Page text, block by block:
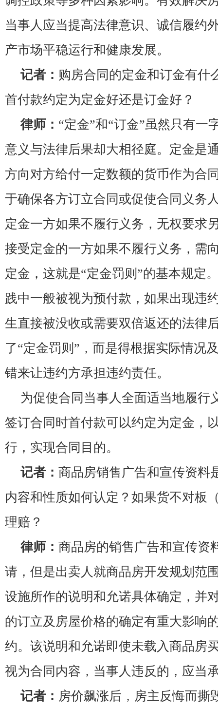
当事人应当提高法律意识、诚信履约
产市场平稳运行和健康发展。
记者： 购房合同的定金和订金有什
首付款约定为定金好还是订金好？
律师： “定金”和“订金”虽然只有一
意义与法律后果却大相径庭。定金是
方向对方给付一定数额的货币作为合
于确保各方订立合同或促使合同义务
定金一方如果不履行义务，无权要求
接受定金的一方如果不履行义务，需
定金，这就是“定金罚则”的基本规定
践中一般被视为预付款，如果出现违
生直接被没收或需要双倍返还的法律
了“定金罚则”，而是得根据实际情况
错来让违约方承担违约责任。
为促使合同当事人全面适当地履行
签订合同时首付款可以约定为定金，
行，实现合同目的。
记者： 商品房销售广告和宣传资料
内容和性质如何认定？如果货不对板
理赔？
律师： 商品房的销售广告和宣传资
请，但是出卖人就商品房开发规划范
设施所作的说明和允诺具体确定，并
的订立及房屋价格的确定有重大影响
约。该说明和允诺即使未载入商品房
视为合同内容，当事人违反的，应当
记者： 房价飙涨后，房主反悔而撕